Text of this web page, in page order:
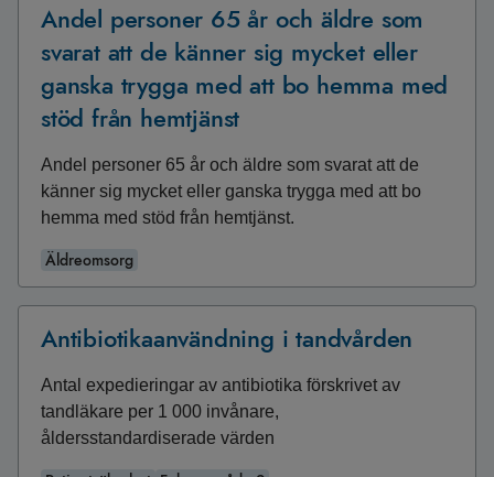
Andel personer 65 år och äldre som
svarat att de känner sig mycket eller
ganska trygga med att bo hemma med
stöd från hemtjänst
Andel personer 65 år och äldre som svarat att de
känner sig mycket eller ganska trygga med att bo
hemma med stöd från hemtjänst.
Äldreomsorg
Antibiotikaanvändning i tandvården
Antal expedieringar av antibiotika förskrivet av
tandläkare per 1 000 invånare,
åldersstandardiserade värden